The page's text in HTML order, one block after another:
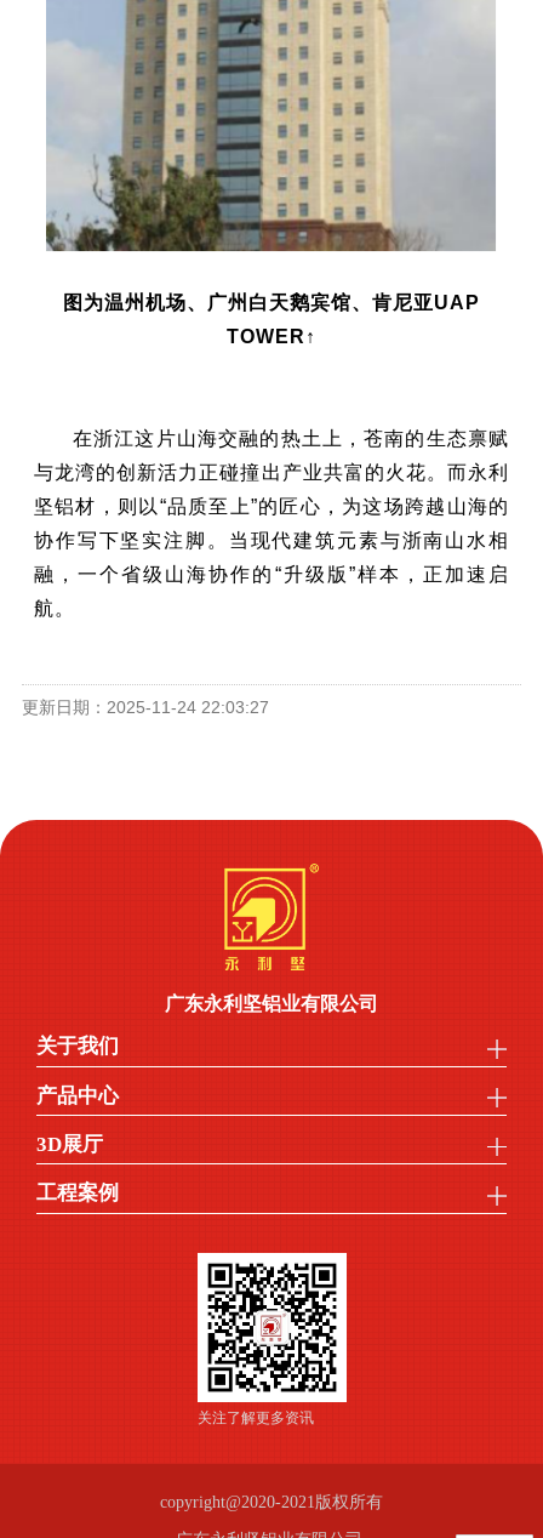
图为温州机场、广州白天鹅宾馆、肯尼亚UAP
TOWER↑
在浙江这片山海交融的热土上，苍南的生态禀赋
与龙湾的创新活力正碰撞出产业共富的火花。而永利
坚铝材，则以“品质至上”的匠心，为这场跨越山海的
协作写下坚实注脚。当现代建筑元素与浙南山水相
融，一个省级山海协作的“升级版”样本，正加速启
航。
更新日期：2025-11-24 22:03:27
广东永利坚铝业有限公司
关于我们
产品中心
3D展厅
工程案例
关注了解更多资讯
copyright@2020-2021版权所有